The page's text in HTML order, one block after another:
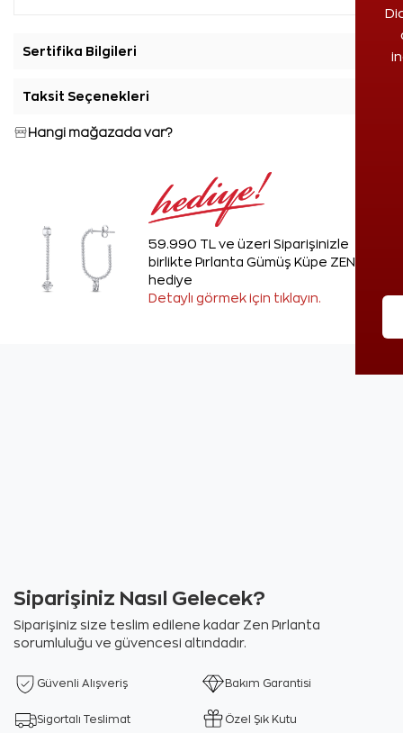
Sertifika Bilgileri
Taksit Seçenekleri
Hangi mağazada var?
59.990 TL ve üzeri Siparişinizle
birlikte Pırlanta Gümüş Küpe ZEN'den
hediye
Detaylı görmek için tıklayın.
Siparişiniz Nasıl Gelecek?
Siparişiniz size teslim edilene kadar Zen Pırlanta
sorumluluğu ve güvencesi altındadır.
Güvenli Alışveriş Bakım Garantisi
Sigortalı Teslimat Özel Şık Kutu